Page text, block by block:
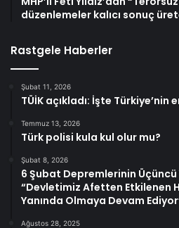
düzenlemeler kalıcı sonuç
Rastgele Haberler
Şubat 11, 2026
TÜİK açıkladı: İşte Türkiye’nin
Temmuz 13, 2026
Türk polisi kula kul olur mu?
Şubat 8, 2026
6 Şubat Depremlerinin Üçüncü
“Devletimiz Afetten Etkilenen
Yanında Olmaya Devam
Ağustos 28, 2025